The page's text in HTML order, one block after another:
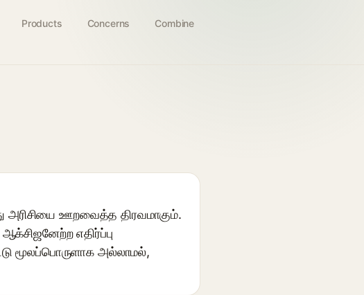
Products Concerns Combine
அரிசியை ஊறவைத்த திரவமாகும்.
எதிர்ப்பு
மூலப்பொருளாக அல்லாமல்,